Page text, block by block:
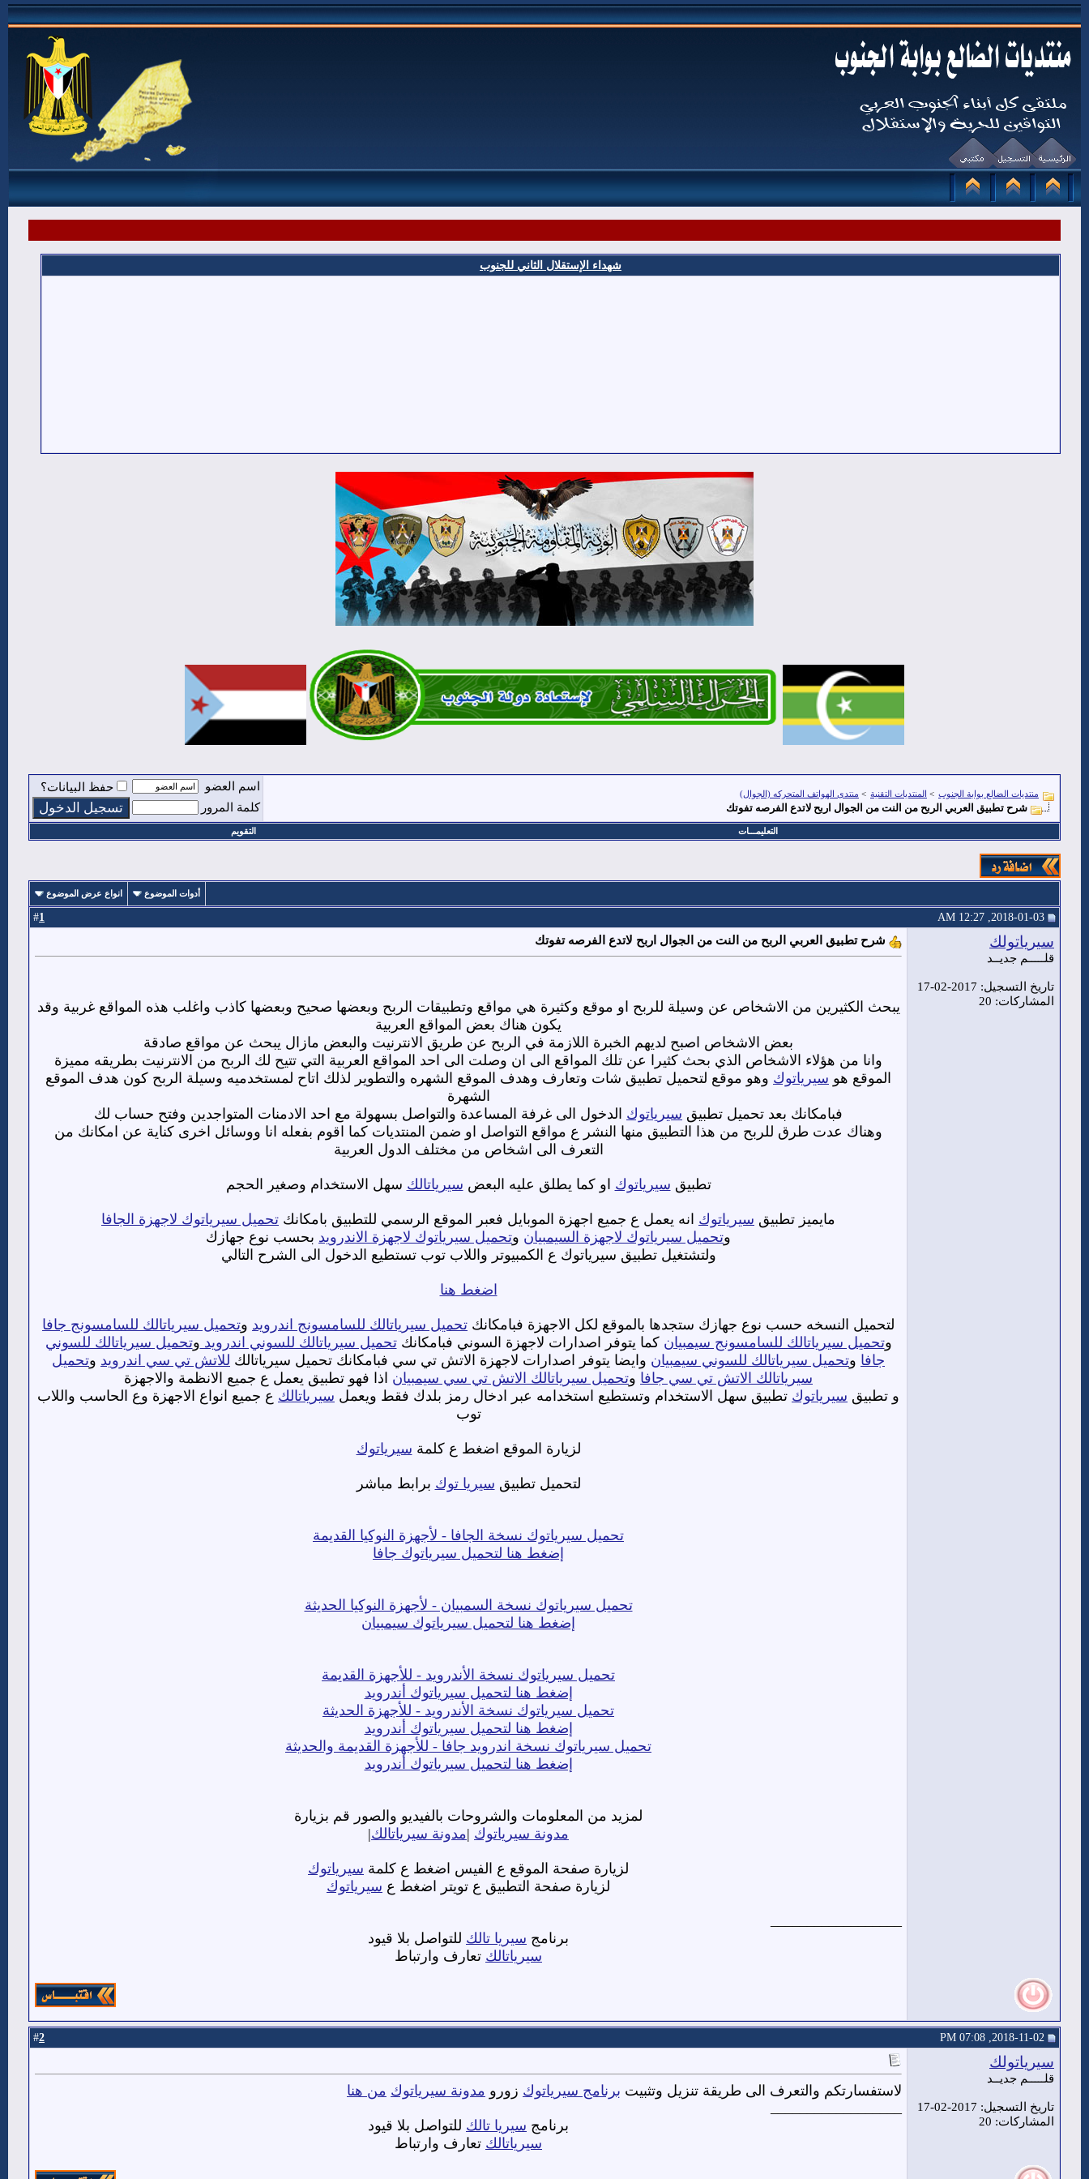
شهداء الإستقلال الثاني للجنوب
منتديات الضالع بوابة الجنوب > المنتديات التقنية > منتدى الهواتف المتحركه (الجوال)
شرح تطبيق العربي الربح من النت من الجوال اربح لاتدع الفرصه تفوتك
اسم العضو
حفظ البيانات؟
كلمة المرور
التعليمـــات التقويم
أدوات الموضوع انواع عرض الموضوع
1
سيرياتولك
قلـــــم جديــد
تاريخ التسجيل: 2017-02-17
المشاركات: 20
شرح تطبيق العربي الربح من النت من الجوال اربح لاتدع الفرصه تفوتك
يبحث الكثيرين من الاشخاص عن وسيلة للربح او موقع وكثيرة هي مواقع وتطبيقات الربح وبعضها صحيح وبعضها كاذب واغلب هذه المواقع غربية وقد
يكون هناك بعض المواقع العربية
بعض الاشخاص اصبح لديهم الخبرة اللازمة في الربح عن طريق الانترنيت والبعض مازال يبحث عن مواقع صادقة
وانا من هؤلاء الاشخاص الذي بحث كثيرا عن تلك المواقع الى ان وصلت الى احد المواقع العربية التي تتيح لك الربح من الانترنيت بطريقه مميزة
الموقع هو سيرياتوك وهو موقع لتحميل تطبيق شات وتعارف وهدف الموقع الشهره والتطوير لذلك اتاح لمستخدميه وسيلة الربح كون هدف الموقع
الشهرة
فبامكانك بعد تحميل تطبيق سيرياتوك الدخول الى غرفة المساعدة والتواصل بسهولة مع احد الادمنات المتواجدين وفتح حساب لك
وهناك عدت طرق للربح من هذا التطبيق منها النشر ع مواقع التواصل او ضمن المنتديات كما اقوم بفعله انا ووسائل اخرى كناية عن امكانك من
التعرف الى اشخاص من مختلف الدول العربية
تطبيق سيرياتوك او كما يطلق عليه البعض سيرياتالك سهل الاستخدام وصغير الحجم
مايميز تطبيق سيرياتوك انه يعمل ع جميع اجهزة الموبايل فعبر الموقع الرسمي للتطبيق بامكانك تحميل سيرياتوك لاجهزة الجافا
وتحميل سيرياتوك لاجهزة السيمبيان وتحميل سيرياتوك لاجهزة الاندرويد بحسب نوع جهازك
ولتشتغيل تطبيق سيرياتوك ع الكمبيوتر واللاب توب تستطيع الدخول الى الشرح التالي
اضغط هنا
لتحميل النسخه حسب نوع جهازك ستجدها بالموقع لكل الاجهزة فبامكانك تحميل سيرياتالك للسامسونج اندرويد وتحميل سيرياتالك للسامسونج جافا
وتحميل سيرياتالك للسامسونج سيمبيان كما يتوفر اصدارات لاجهزة السوني فبامكانكتحميل سيرياتالك للسوني اندرويد وتحميل سيرياتالك للسوني
جافا وتحميل سيرياتالك للسوني سيمبيان وايضا يتوفر اصدارات لاجهزة الاتش تي سي فبامكانك تحميل سيرياتالك للاتش تي سي اندرويد وتحميل
سيرياتالك الاتش تي سي جافا وتحميل سيرياتالك الاتش تي سي سيمبيان اذا فهو تطبيق يعمل ع جميع الانظمة والاجهزة
و تطبيق سيرياتوك تطبيق سهل الاستخدام وتستطيع استخدامه عبر ادخال رمز بلدك فقط ويعمل سيرياتالك ع جميع انواع الاجهزة وع الحاسب واللاب
توب
لزيارة الموقع اضغط ع كلمة سيرياتوك
لتحميل تطبيق سيريا توك برابط مباشر
تحميل سيرياتوك نسخة الجافا - لأجهزة النوكيا القديمة
إضغط هنا لتحميل سيرياتوك جافا
تحميل سيرياتوك نسخة السمبيان - لأجهزة النوكيا الحديثة
إضغط هنا لتحميل سيرياتوك سيمبيان
تحميل سيرياتوك نسخة الأندرويد - للأجهزة القديمة
إضغط هنا لتحميل سيرياتوك أندرويد
تحميل سيرياتوك نسخة الأندرويد - للأجهزة الحديثة
إضغط هنا لتحميل سيرياتوك أندرويد
تحميل سيرياتوك نسخة اندرويد جافا - للأجهزة القديمة والحديثة
إضغط هنا لتحميل سيرياتوك أندرويد
لمزيد من المعلومات والشروحات بالفيديو والصور قم بزيارة
مدونة سيرياتوك |مدونة سيرياتالك|
لزيارة صفحة الموقع ع الفيس اضغط ع كلمة سيرياتوك
لزيارة صفحة التطبيق ع تويتر اضغط ع سيرياتوك
برنامج سيريا تالك للتواصل بلا قيود
سيرياتالك تعارف وارتباط
2
سيرياتولك
قلـــــم جديــد
تاريخ التسجيل: 2017-02-17
المشاركات: 20
لاستفسارتكم والتعرف الى طريقة تنزيل وتثبيت برنامج سيرياتوك زورو مدونة سيرياتوك من هنا
برنامج سيريا تالك للتواصل بلا قيود
سيرياتالك تعارف وارتباط